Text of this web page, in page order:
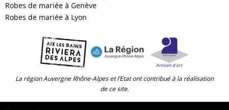
Robes de mariée à Genève
Robes de mariée à Lyon
La région Auvergne Rhône-Alpes et l’Etat ont contribué à la réalisation
de ce site.